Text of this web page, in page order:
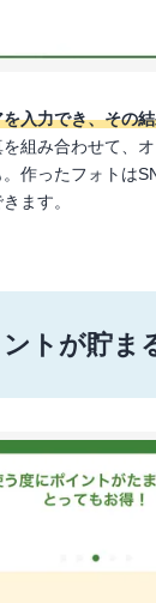
入力でき、その
組み合わせて、
作ったフォトは
ます。
トが貯ま